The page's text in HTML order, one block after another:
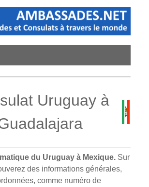
Uruguay à
du Uruguay à Mexique. Sur
des informations générales,
comme numéro de